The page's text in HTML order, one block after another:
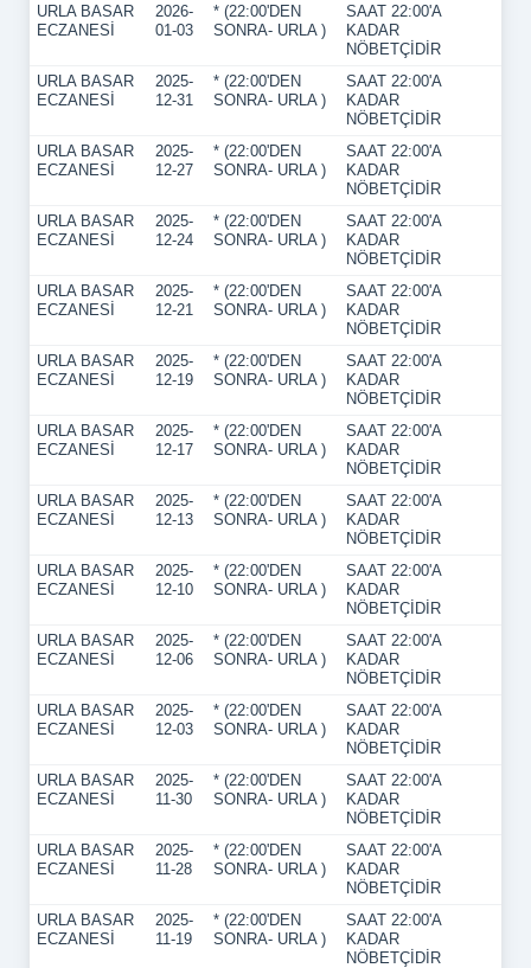
URLA BASAR
ECZANESİ
2026-
01-03
* (22:00'DEN
SONRA- URLA )
SAAT 22:00'A
KADAR
NÖBETÇİDİR
URLA BASAR
ECZANESİ
2025-
12-31
* (22:00'DEN
SONRA- URLA )
SAAT 22:00'A
KADAR
NÖBETÇİDİR
URLA BASAR
ECZANESİ
2025-
12-27
* (22:00'DEN
SONRA- URLA )
SAAT 22:00'A
KADAR
NÖBETÇİDİR
URLA BASAR
ECZANESİ
2025-
12-24
* (22:00'DEN
SONRA- URLA )
SAAT 22:00'A
KADAR
NÖBETÇİDİR
URLA BASAR
ECZANESİ
2025-
12-21
* (22:00'DEN
SONRA- URLA )
SAAT 22:00'A
KADAR
NÖBETÇİDİR
URLA BASAR
ECZANESİ
2025-
12-19
* (22:00'DEN
SONRA- URLA )
SAAT 22:00'A
KADAR
NÖBETÇİDİR
URLA BASAR
ECZANESİ
2025-
12-17
* (22:00'DEN
SONRA- URLA )
SAAT 22:00'A
KADAR
NÖBETÇİDİR
URLA BASAR
ECZANESİ
2025-
12-13
* (22:00'DEN
SONRA- URLA )
SAAT 22:00'A
KADAR
NÖBETÇİDİR
URLA BASAR
ECZANESİ
2025-
12-10
* (22:00'DEN
SONRA- URLA )
SAAT 22:00'A
KADAR
NÖBETÇİDİR
URLA BASAR
ECZANESİ
2025-
12-06
* (22:00'DEN
SONRA- URLA )
SAAT 22:00'A
KADAR
NÖBETÇİDİR
URLA BASAR
ECZANESİ
2025-
12-03
* (22:00'DEN
SONRA- URLA )
SAAT 22:00'A
KADAR
NÖBETÇİDİR
URLA BASAR
ECZANESİ
2025-
11-30
* (22:00'DEN
SONRA- URLA )
SAAT 22:00'A
KADAR
NÖBETÇİDİR
URLA BASAR
ECZANESİ
2025-
11-28
* (22:00'DEN
SONRA- URLA )
SAAT 22:00'A
KADAR
NÖBETÇİDİR
URLA BASAR
ECZANESİ
2025-
11-19
* (22:00'DEN
SONRA- URLA )
SAAT 22:00'A
KADAR
NÖBETÇİDİR